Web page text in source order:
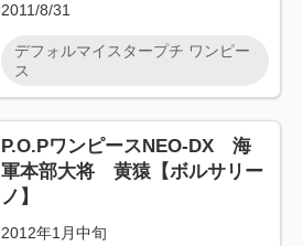
2011/8/31
デフォルマイスタープチ ワンピー
ス
P.O.PワンピースNEO-DX 海
軍本部大将 黄猿【ボルサリー
ノ】
2012年1月中旬